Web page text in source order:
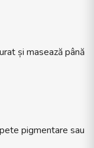
și masează până
pigmentare sau